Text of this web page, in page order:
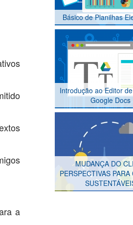
a
Básico de Planilhas
Introdução ao Editor
Google Docs
MUDANÇA DO
PERSPECTIVAS PARA